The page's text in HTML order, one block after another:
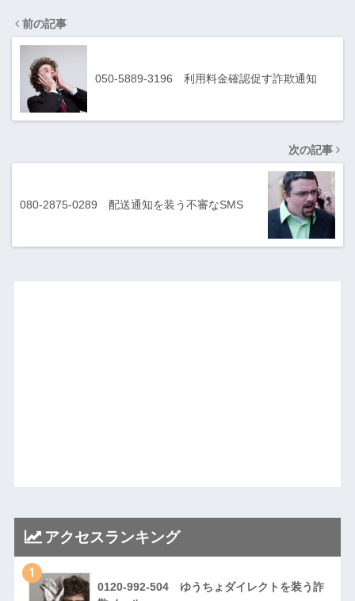
前の記事
050-5889-3196 利用料金確認促す詐欺通知
次の記事
080-2875-0289 配送通知を装う不審なSMS
アクセスランキング
1
0120-992-504 ゆうちょダイレクトを装う詐